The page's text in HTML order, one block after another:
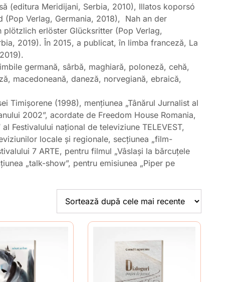
(editura Meridijani, Serbia, 2010), Illatos koporsó
(Pop Verlag, Germania, 2018), Nah an der
plötzlich erlöster Glücksritter (Pop Verlag,
2019). În 2015, a publicat, în limba franceză, La
germană, sârbă, maghiară, poloneză, cehă,
macedoneană, daneză, norvegiană, ebraică,
Timișorene (1998), mențiunea „Tânărul Jurnalist al
2002”, acordate de Freedom House Romania,
Festivalului național de televiziune TELEVEST,
locale și regionale, secțiunea „film-
7 ARTE, pentru filmul „Vâslași la bărcuțele
„talk-show”, pentru emisiunea „Piper pe